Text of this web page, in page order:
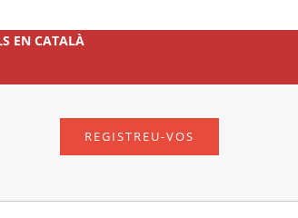
EN CATALÀ
REGISTREU-VOS